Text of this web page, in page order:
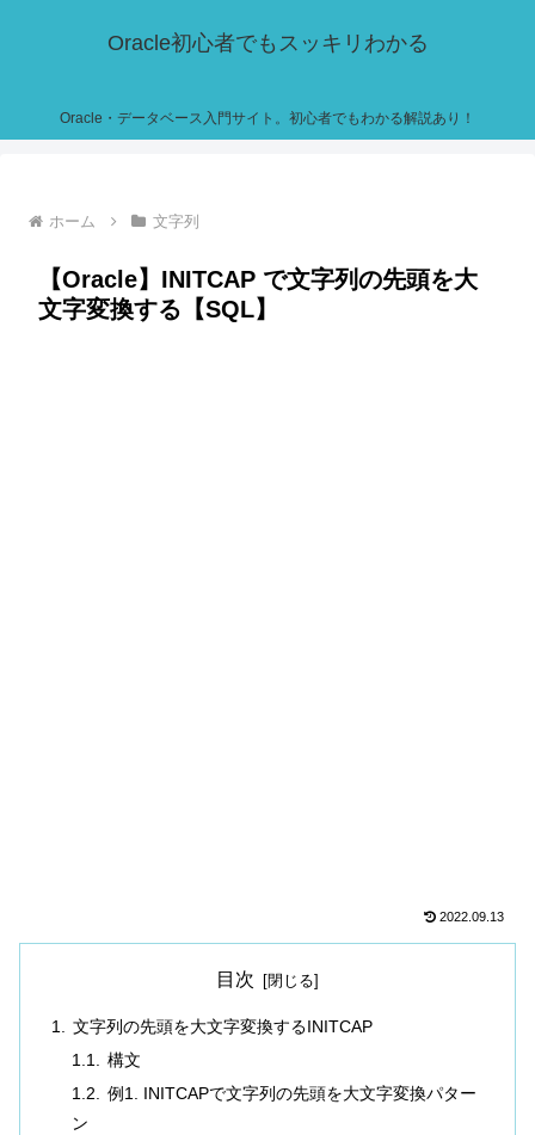
Oracle初心者でもスッキリわかる
Oracle・データベース入門サイト。初心者でもわかる解説あり！
ホーム 文字列
【Oracle】INITCAP で文字列の先頭を大
文字変換する【SQL】
2022.09.13
目次
文字列の先頭を大文字変換するINITCAP
構文
例1. INITCAPで文字列の先頭を大文字変換パター
ン